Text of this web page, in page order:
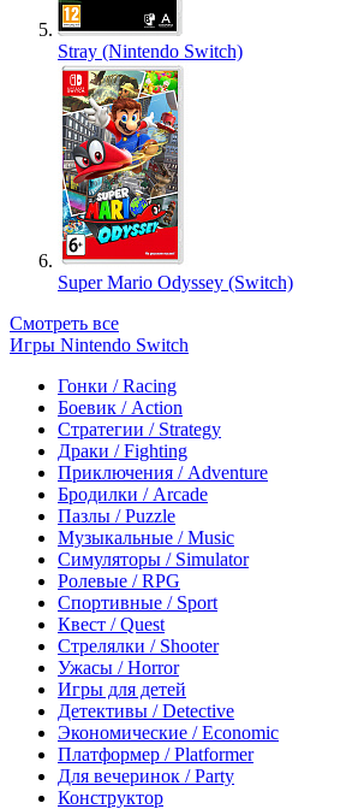
Stray (Nintendo Switch)
Super Mario Odyssey (Switch)
Смотреть все
Игры Nintendo Switch
Гонки / Racing
Боевик / Action
Стратегии / Strategy
Драки / Fighting
Приключения / Adventure
Бродилки / Arcade
Пазлы / Puzzle
Музыкальные / Music
Симуляторы / Simulator
Ролевые / RPG
Спортивные / Sport
Квест / Quest
Стрелялки / Shooter
Ужасы / Horror
Игры для детей
Детективы / Detective
Экономические / Economic
Платформер / Platformer
Для вечеринок / Party
Конструктор